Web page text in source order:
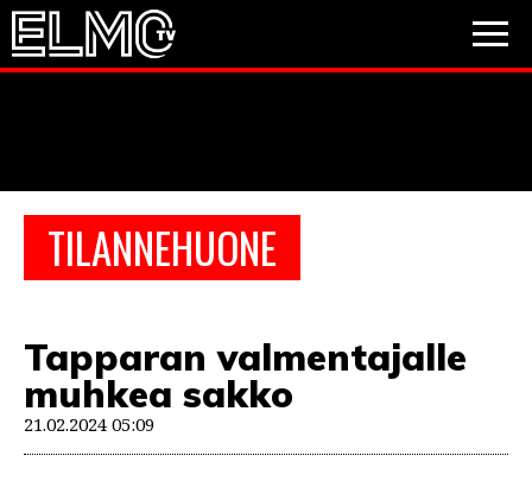
TILANNEHUONE
Tapparan valmentajalle
muhkea sakko
21.02.2024 05:09
PESÄPALLO
VIDEOT
JALKAPALLO
EM2021
Huuhkajat
JÄÄKIEKKO
PESÄPALLO